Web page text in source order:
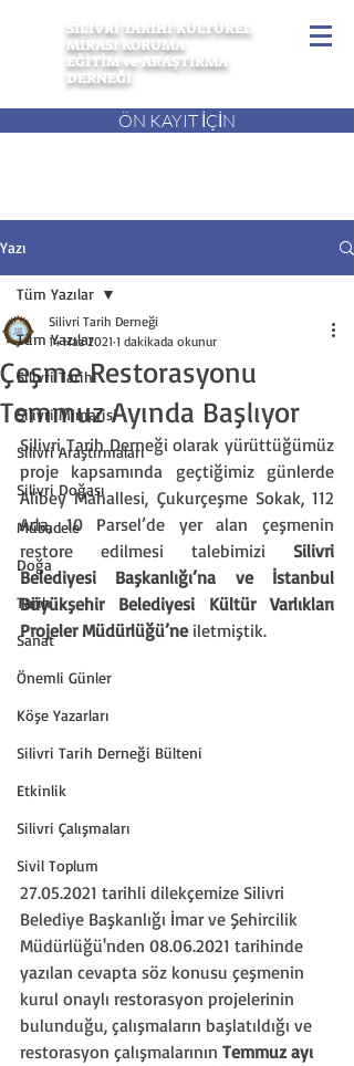
SİLİVRİ TARİHİ KÜLTÜREL
MİRASI KORUMA
EĞİTİM ve ARAŞTIRMA
DERNEĞİ
ÖN KAYIT İÇİN
Yazı
Tüm Yazılar
Silivri Tarihi
Silivri Mimarisi
Silivri Araştırmaları
Silivri Doğası
Mübadele
Doğa
Tarih
Sanat
Önemli Günler
Köşe Yazarları
Silivri Tarih Derneği Bülteni
Etkinlik
Silivri Çalışmaları
Sivil Toplum
Tüm Yazılar
Çeşme Restorasyonu
Temmuz Ayında Başlıyor
Silivri Tarih Derneği
14 Haz 2021 1 dakikada okunur
Silivri Tarih Derneği olarak yürüttüğümüz
Alibey Mahallesi, Çukurçeşme Sokak, 112
Ada, 10 Parsel’de yer alan çeşmenin
restore edilmesi talebimizi Silivri
Belediyesi Başkanlığı’na ve İstanbul
Büyükşehir Belediyesi Kültür Varlıkları
Projeler Müdürlüğü’ne iletmiştik.
27.05.2021 tarihli dilekçemize Silivri
Belediye Başkanlığı İmar ve Şehircilik
Müdürlüğü'nden 08.06.2021 tarihinde
yazılan cevapta söz konusu çeşmenin
kurul onaylı restorasyon projelerinin
bulunduğu, çalışmaların başlatıldığı ve
restorasyon çalışmalarının Temmuz ayı